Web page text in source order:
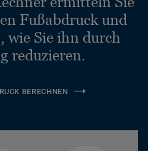
Fußabdruck und
wie Sie ihn durch
reduzieren.
BERECHNEN